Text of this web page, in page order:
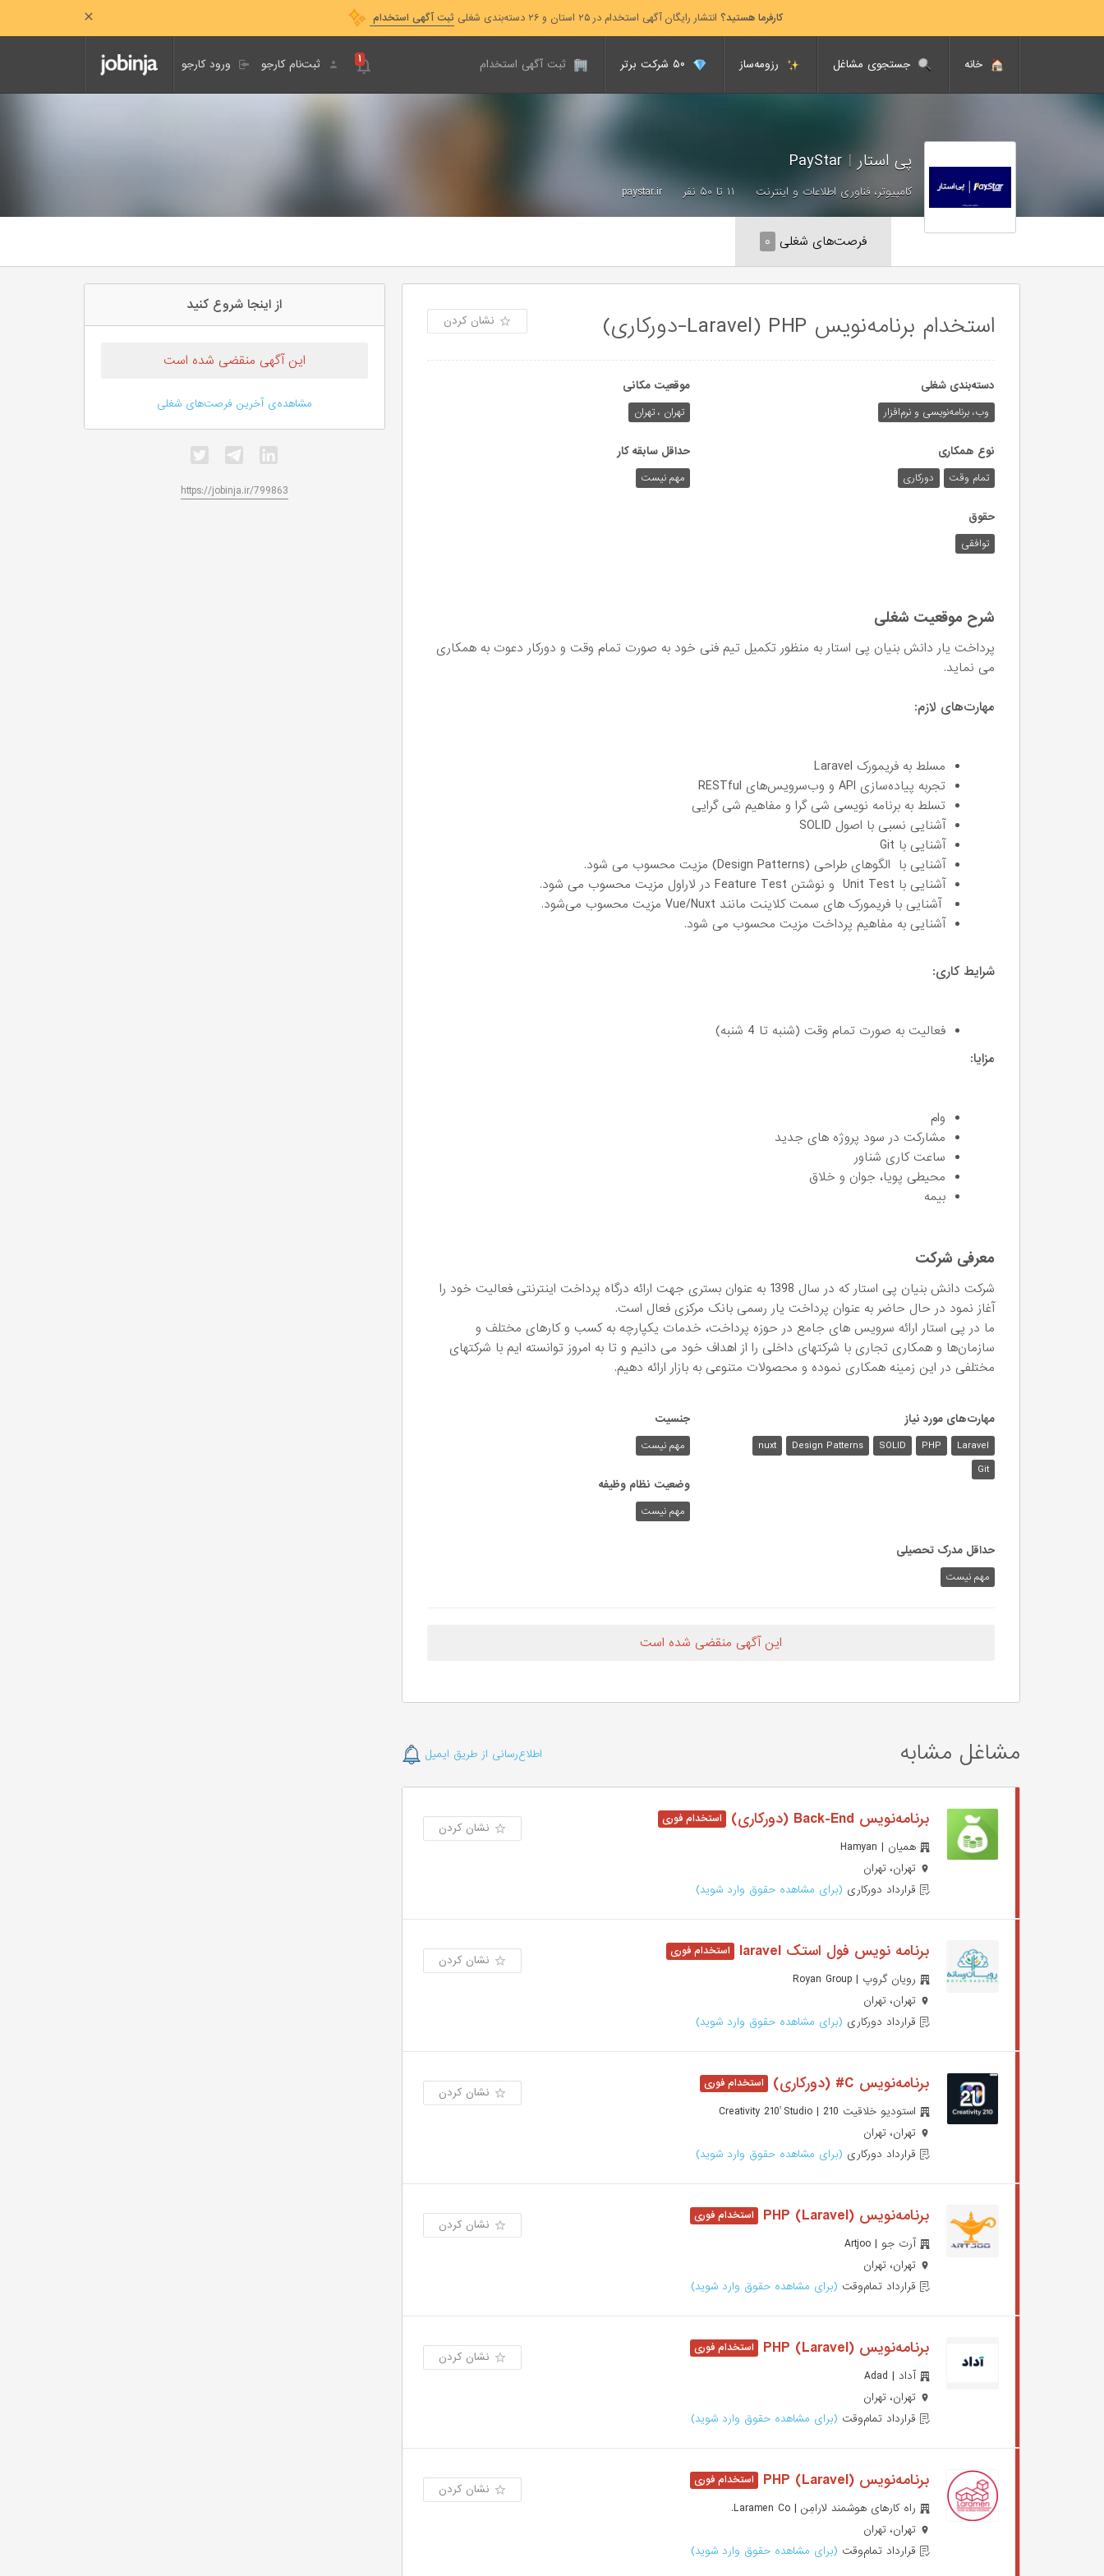
کارفرما هستید؟ انتشار رایگان آگهی استخدام در ۲۵ استان و ۲۶ دسته‌بندی شغلی ثبت آگهی استخدام
خانه جستجوی مشاغل رزومه‌ساز ثبت آگهی استخدام ورود کارجو ثبت‌نام کارجو ۱
پی استار |
کامپیوتر، فناوری اطلاعات و اینترنت ۱۱ تا ۵۰ نفر paystar.ir
فرصت‌های شغلی ۰
استخدام برنامه‌نویس PHP (Laravel-دورکاری) نشان کردن
دسته‌بندی شغلی
وب،‌ برنامه‌نویسی و نرم‌افزار
موقعیت مکانی
تهران ، تهران
نوع همکاری
تمام وقت دورکاری
حداقل سابقه کار
مهم نیست
حقوق
توافقی
شرح موقعیت شغلی
پرداخت یار دانش بنیان پی استار به منظور تکمیل تیم فنی خود به صورت تمام وقت و دورکار دعوت به همکاری
می نماید.
مهارت‌های لازم:
مسلط به فریمورک Laravel
تجربه پیاده‌سازی API و وب‌سرویس‌های RESTful
تسلط به برنامه نویسی شی گرا و مفاهیم شی گرایی
آشنایی نسبی با اصول SOLID
آشنایی با Git
آشنایی با الگوهای طراحی (Design Patterns) مزیت محسوب می شود.
آشنایی با Unit Test و نوشتن Feature Test در لاراول مزیت محسوب می شود.
آشنایی با فریمورک های سمت کلاینت مانند Vue/Nuxt مزیت محسوب می‌شود.
آشنایی به مفاهیم پرداخت مزیت محسوب می شود.
شرایط کاری:
فعالیت به صورت تمام وقت (شنبه تا 4 شنبه)
مزایا:
وام
مشارکت در سود پروژه های جدید
ساعت کاری شناور
محیطی پویا، جوان و خلاق
بیمه
معرفی شرکت
شرکت دانش بنیان پی استار که در سال 1398 به عنوان بستری جهت ارائه درگاه پرداخت اینترنتی فعالیت خود را
آغاز نمود در حال حاضر به عنوان پرداخت یار رسمی بانک مرکزی فعال است.
ما در پی استار ارائه سرویس های جامع در حوزه پرداخت، خدمات یکپارچه به کسب و کارهای مختلف و
سازمان‌ها و همکاری تجاری با شرکتهای داخلی را از اهداف خود می دانیم و تا به امروز توانسته ایم با شرکتهای
مختلفی در این زمینه همکاری نموده و محصولات متنوعی به بازار ارائه دهیم.
مهارت‌های مورد نیاز
Laravel
PHP
SOLID
Design Patterns
nuxt
Git
جنسیت
مهم نیست
وضعیت نظام وظیفه
مهم‌ نیست
حداقل مدرک تحصیلی
مهم نیست
این آگهی منقضی شده است
مشاغل مشابه اطلاع‌رسانی از طریق ایمیل
برنامه‌نویس Back-End (دورکاری)
همیان | Hamyan
تهران، تهران
قرارداد دورکاری (برای مشاهده حقوق وارد شوید)
نشان کردن
برنامه نویس فول استک laravel
رویان گروپ | Royan Group
تهران، تهران
قرارداد دورکاری (برای مشاهده حقوق وارد شوید)
نشان کردن
برنامه‌نویس C# (دورکاری)
استودیو خلاقیت 210 | Creativity 210 ُStudio
تهران، تهران
قرارداد دورکاری (برای مشاهده حقوق وارد شوید)
نشان کردن
برنامه‌نویس PHP (Laravel)
آرت جو | Artjoo
تهران، تهران
قرارداد تمام‌وقت (برای مشاهده حقوق وارد شوید)
نشان کردن
برنامه‌نویس (PHP (Laravel
آداد | Adad
تهران، تهران
قرارداد تمام‌وقت (برای مشاهده حقوق وارد شوید)
نشان کردن
برنامه‌نویس (PHP (Laravel
راه کارهای هوشمند لارامِن | Laramen Co.
تهران، تهران
قرارداد تمام‌وقت (برای مشاهده حقوق وارد شوید)
نشان کردن
از اینجا شروع کنید
این آگهی منقضی شده است
مشاهده‌ی آخرین فرصت‌های شغلی
https://jobinja.ir/799863